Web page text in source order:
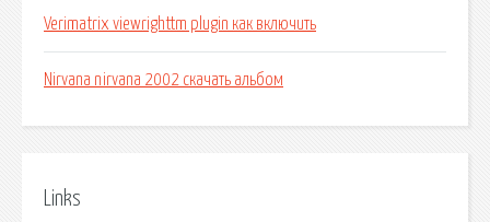
Verimatrix viewrighttm plugin как включить
Nirvana nirvana 2002 скачать альбом
Links